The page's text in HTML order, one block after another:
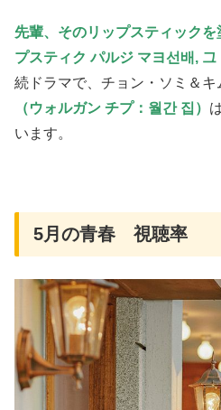
先輩、そのリップスティック
プスティク パルジ マヨ선배, 그
続ドラマで、チョン・ソミ＆
（ウォルガン チプ：월간 집）
います。
5月の青春 視聴率